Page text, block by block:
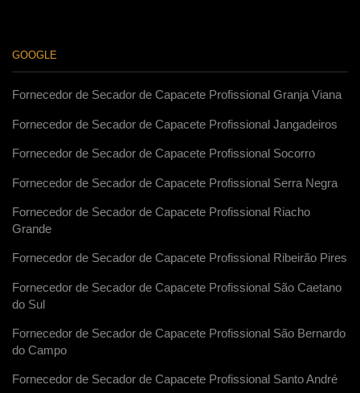
GOOGLE
Fornecedor de Secador de Capacete Profissional Granja Viana
Fornecedor de Secador de Capacete Profissional Jangadeiros
Fornecedor de Secador de Capacete Profissional Socorro
Fornecedor de Secador de Capacete Profissional Serra Negra
Fornecedor de Secador de Capacete Profissional Riacho
Grande
Fornecedor de Secador de Capacete Profissional Ribeirão Pires
Fornecedor de Secador de Capacete Profissional São Caetano
do Sul
Fornecedor de Secador de Capacete Profissional São Bernardo
do Campo
Fornecedor de Secador de Capacete Profissional Santo André